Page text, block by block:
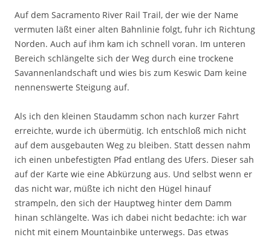
Auf dem Sacramento River Rail Trail, der wie der Name
vermuten läßt einer alten Bahnlinie folgt, fuhr ich Richtung
Norden. Auch auf ihm kam ich schnell voran. Im unteren
Bereich schlängelte sich der Weg durch eine trockene
Savannenlandschaft und wies bis zum Keswic Dam keine
nennenswerte Steigung auf.
Als ich den kleinen Staudamm schon nach kurzer Fahrt
erreichte, wurde ich übermütig. Ich entschloß mich nicht
auf dem ausgebauten Weg zu bleiben. Statt dessen nahm
ich einen unbefestigten Pfad entlang des Ufers. Dieser sah
auf der Karte wie eine Abkürzung aus. Und selbst wenn er
das nicht war, müßte ich nicht den Hügel hinauf
strampeln, den sich der Hauptweg hinter dem Damm
hinan schlängelte. Was ich dabei nicht bedachte: ich war
nicht mit einem Mountainbike unterwegs. Das etwas